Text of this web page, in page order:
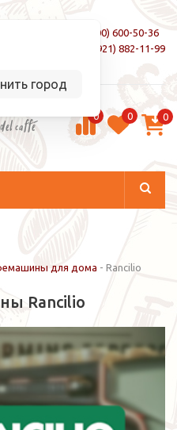
город
8 (800) 600-50-36
+7 (921) 882-11-99
caffé 0 0 0
для дома - Rancilio
Rancilio